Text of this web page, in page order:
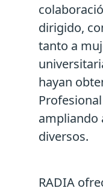
dirigido,
tanto a
hayan
ampliando
diversos.
RADIA